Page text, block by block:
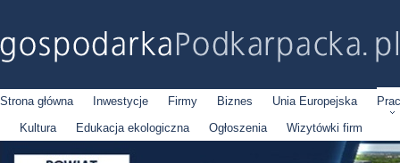
Strona główna Inwestycje Firmy Biznes Unia Europejska
Kultura
Edukacja ekologiczna Ogłoszenia Wizytówki firm